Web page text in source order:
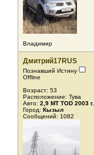
Владимир
Дмитрий17RUS
Познавший Истину
Offline
Возраст: 53
Расположение: Тува
Авто: 2,9 МТ ТОD 2003 г.
Город: Кызыл
Сообщений: 1082